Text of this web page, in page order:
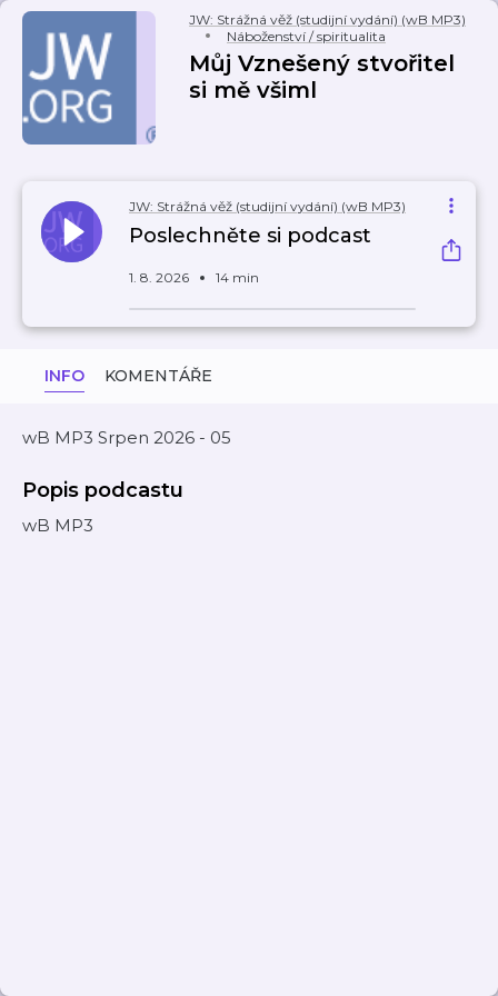
JW: Strážná věž (studijní vydání) (wB MP3)
Náboženství / spiritualita
Můj Vznešený stvořitel
si mě všiml
JW: Strážná věž (studijní vydání) (wB MP3)
Poslechněte si podcast
1. 8. 2026 14 min
INFO KOMENTÁŘE
wB MP3 Srpen 2026 - 05
Popis podcastu
wB MP3